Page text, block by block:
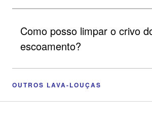
Como posso limpar o crivo
escoamento?
OUTROS LAVA-LOUÇAS